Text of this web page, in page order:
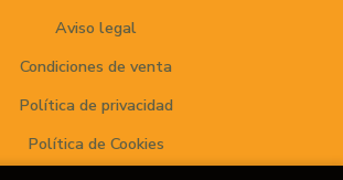
Aviso legal
Condiciones de venta
Política de privacidad
Política de Cookies